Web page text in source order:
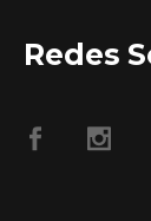
Redes